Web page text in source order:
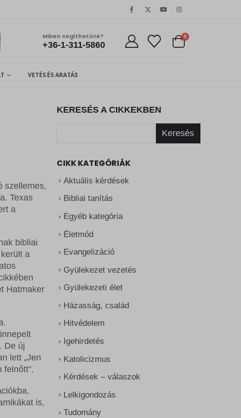
Miben segíthetünk?
+36-1-311-5860
0
VETÉS ÉS ARATÁS
szellemes,
Texas
a
bibliai
a
Hatmaker
De új
lett „Jen
is,
KERESÉS A CIKKEKBEN
Keresés
CIKK KATEGÓRIÁK
Aktuális kérdések
Bibliai tanítás
Egyéb kategória
Életmód
Evangelizáció
Gyülekezet vezetés
Gyülekezeti élet
Házasság, család
Hitvédelem
Igehirdetés
Katolicizmus
Kérdések – válaszok
Lelkigondozás
Tudomány